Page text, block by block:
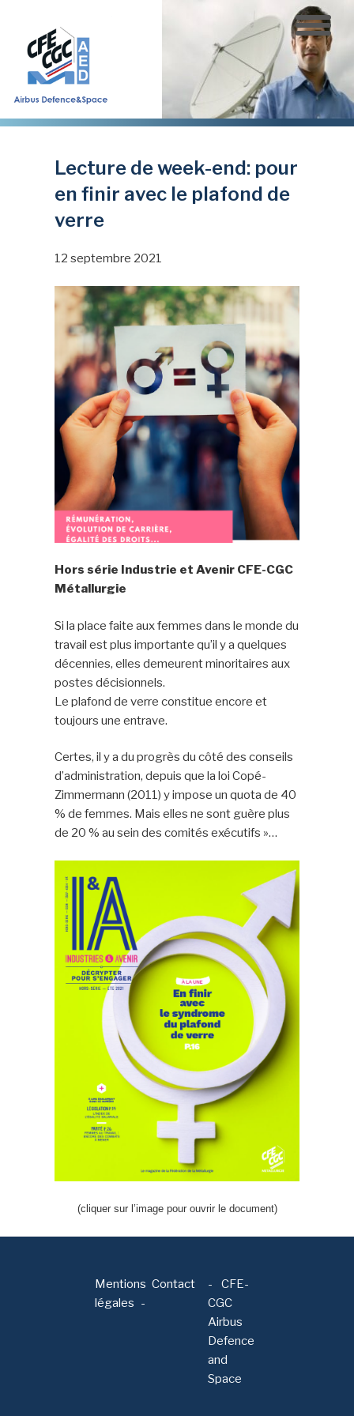
contenu
principal
Lecture de week-end: pour
en finir avec le plafond de
verre
12 septembre 2021
Hors série Industrie et Avenir CFE-CGC
Métallurgie
Si la place faite aux femmes dans le monde du
travail est plus importante qu’il y a quelques
décennies, elles demeurent minoritaires aux
postes décisionnels.
Le plafond de verre constitue encore et
toujours une entrave.
Certes, il y a du progrès du côté des conseils
d’administration, depuis que la loi Copé-
Zimmermann (2011) y impose un quota de 40
% de femmes. Mais elles ne sont guère plus
de 20 % au sein des comités exécutifs »…
(cliquer sur l’image pour ouvrir le document)
Mentions
légales
Contact -
CFE-
CGC
Airbus
Defence
and
Space